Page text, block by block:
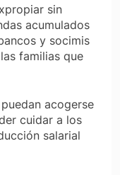
sin
acumulados
y socimis
familias que
acogerse
cuidar a los
salarial